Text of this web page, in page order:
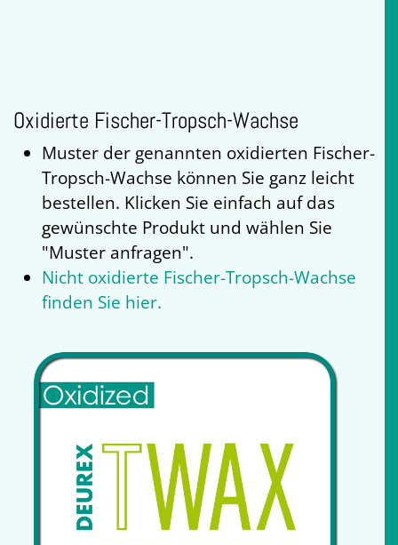
Oxidierte Fischer-Tropsch-Wachse
Muster der genannten oxidierten Fischer-
Tropsch-Wachse können Sie ganz leicht
bestellen. Klicken Sie einfach auf das
gewünschte Produkt und wählen Sie
"Muster anfragen".
Nicht oxidierte Fischer-Tropsch-Wachse
finden Sie hier.